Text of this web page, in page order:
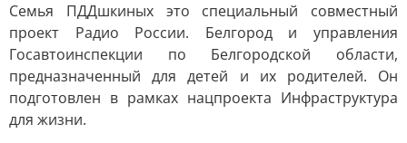
Семья ПДДшкиных это специальный совместный
проект Радио России. Белгород и управления
Госавтоинспекции по Белгородской области,
предназначенный для детей и их родителей. Он
подготовлен в рамках нацпроекта Инфраструктура
для жизни.